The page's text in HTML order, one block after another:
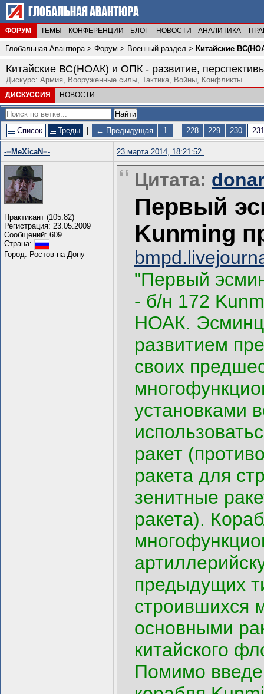
ФОРУМ ТЕМЫ КОНФЕРЕНЦИИ БЛОГ НОВОСТИ АНАЛИТИКА
Глобальная Авантюра> Форум > Военный раздел > Китайские
Китайские ВС(НОАК) и ОПК - развитие,
Дискурс: Армия, Вооруженные силы, Тактика, Войны, Конфликты
ДИСКУССИЯ НОВОСТИ
Список Треды ← Предыдущая 1 ... 228 229 230 231
-=MeXicaN=- 23 марта 2014, 18:21:52
Практикант (105.82)
Регистрация: 23.05.2009
Сообщений: 609
Страна:
Город: Ростов-на-Дону
Цитата:
Первый
Kunming
"Первый
- б/н 172
НОАК.
развитием
своих
установками
ракет
ракета для
зенитные
ракета).
предыдущих
строившихся
основными
китайского
Помимо